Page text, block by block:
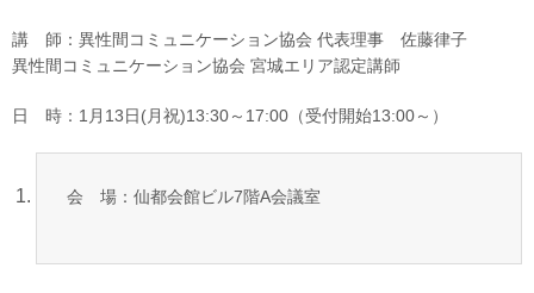
講 師：異性間コミュニケーション協会 代表理事 佐藤律子
異性間コミュニケーション協会 宮城エリア認定講師
日 時：1月13日(月祝)13:30～17:00（受付開始13:00～）
会 場：仙都会館ビル7階A会議室